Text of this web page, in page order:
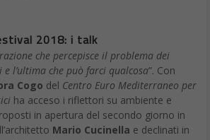
2018: i talk
che percepisce il problema dei
l’ultima che può farci qualcosa”. Con
Cogo del Centro Euro Mediterraneo per
ha acceso i riflettori su ambiente e
in apertura del secondo giorno in
Mario Cucinella e declinati in